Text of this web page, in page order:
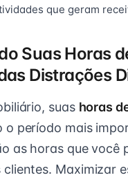
que geram
Suas Horas
Distrações
suas horas
o período mais
as horas que você
Maximizar